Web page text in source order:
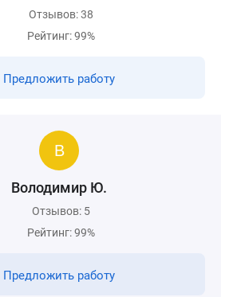
Отзывов: 38
Рейтинг: 99%
Предложить работу
Володимир Ю.
Отзывов: 5
Рейтинг: 99%
Предложить работу